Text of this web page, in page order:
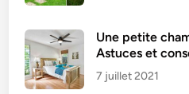
Une petite
Astuces et
7 juillet 2021